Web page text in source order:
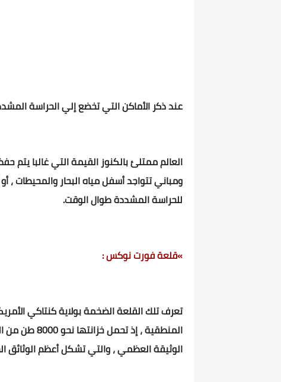
عند ذكر الأماكن التي تخضع إلي الحراسة
العالم ممتلئ بالكنوز القيمة التي غالبا يتم
ومباني تتواجد أسفل مياه البحار والمحيطات ،
للحراسة المشددة طوال الوقت.
»قلعة فورت نوكس :
تعرف تلك القلعة الضخمة بولاية كنتاكي
المنطقية
الوثيقة العظمي ، والتي تشكل أعظم الوثائق